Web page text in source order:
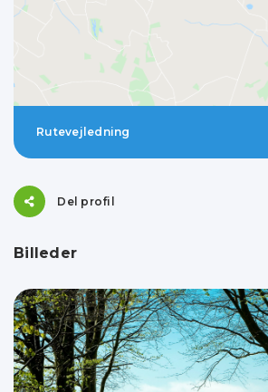
Rutevejledning
Del profil
Billeder